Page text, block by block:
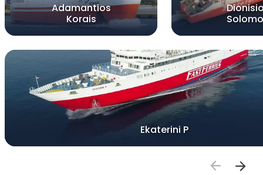
Adamantios
Korais
Ekaterini P